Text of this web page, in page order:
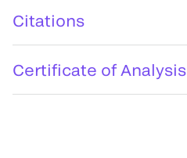
Citations
Certificate of Analysis